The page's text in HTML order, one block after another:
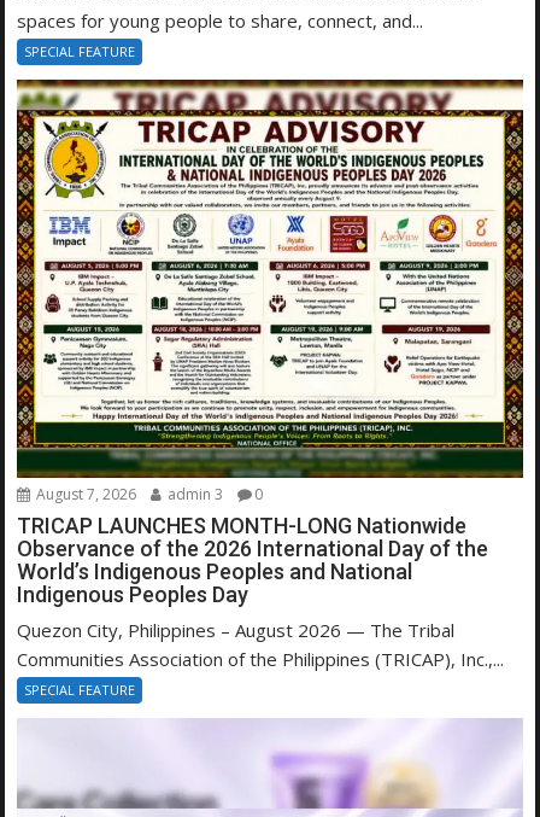
spaces for young people to share, connect, and...
SPECIAL FEATURE
August 7, 2026 admin 3 0
TRICAP LAUNCHES MONTH-LONG Nationwide
Observance of the 2026 International Day of the
World’s Indigenous Peoples and National
Indigenous Peoples Day
Quezon City, Philippines – August 2026 — The Tribal
Communities Association of the Philippines (TRICAP), Inc.,...
SPECIAL FEATURE